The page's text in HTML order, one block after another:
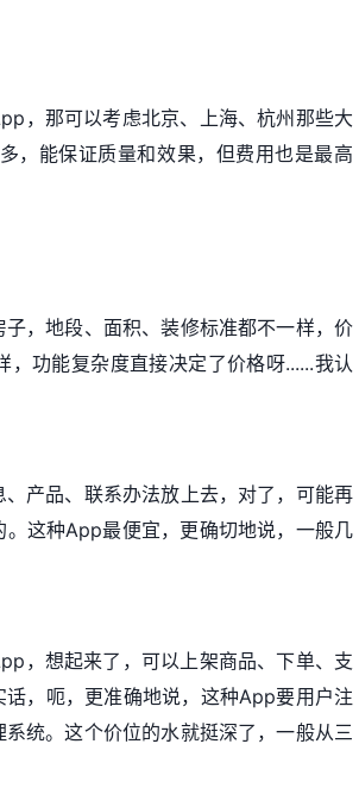
，那可以考虑北京、上海、杭州那些大
，能保证质量和效果，但费用也是最高
，地段、面积、装修标准都不一样，价
功能复杂度直接决定了价格呀......我认
产品、联系办法放上去，对了，可能再
这种App最便宜，更确切地说，一般几
，想起来了，可以上架商品、下单、支
，呃，更准确地说，这种App要用户注
统。这个价位的水就挺深了，一般从三